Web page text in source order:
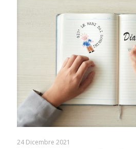
24 Dicembre 2021